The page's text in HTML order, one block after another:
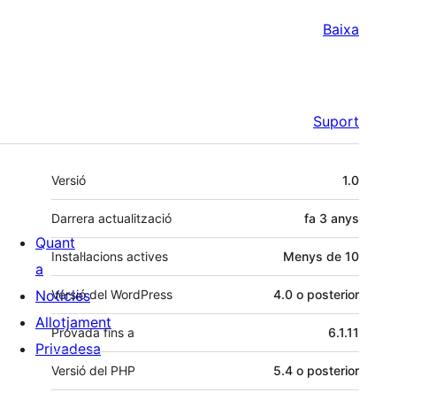
Baixa
Suport
Meta
Versió 1.0
Darrera actualització fa 3 anys
Instal·lacions actives Menys de 10
Versió del WordPress 4.0 o posterior
Provada fins a 6.1.11
Versió del PHP 5.4 o posterior
Quant
a
Notícies
Allotjament
Privadesa